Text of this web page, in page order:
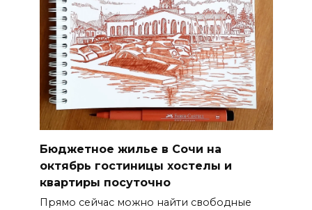
Бюджетное жилье в Сочи на
октябрь гостиницы хостелы и
квартиры посуточно
Прямо сейчас можно найти свободные